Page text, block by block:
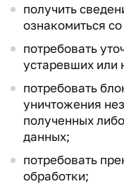
получить
ознакомиться
потребовать
устаревших или
потребовать
уничтожения
полученных
данных;
потребовать
обработки;